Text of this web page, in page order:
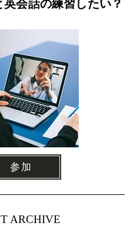
会話の練習したい？
参加
ARCHIVE